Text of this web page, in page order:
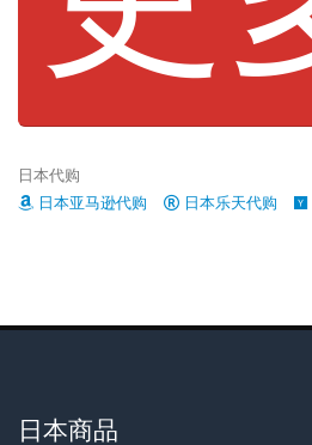
日本代购
日本亚马逊代购
日本乐天代购
日本商品